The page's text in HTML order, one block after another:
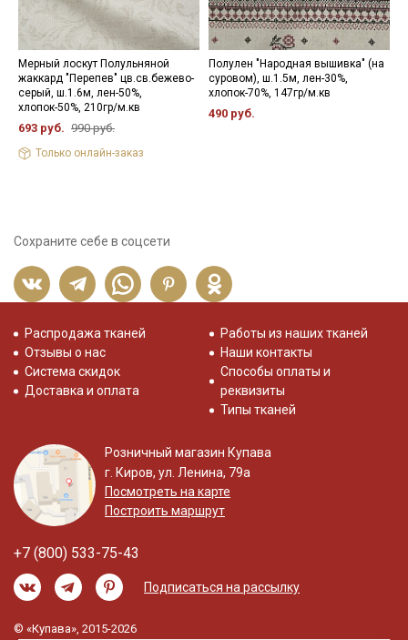
Мерный лоскут Полульняной
жаккард "Перепев" цв.св.бежево-
серый, ш.1.6м, лен-50%,
хлопок-50%, 210гр/м.кв
693 руб. 990 руб.
Только онлайн-заказ
Полулен "Народная вышивка" (на
суровом), ш.1.5м, лен-30%,
хлопок-70%, 147гр/м.кв
490 руб.
Сохраните себе в соцсети
Распродажа тканей
Отзывы о нас
Система скидок
Доставка и оплата
Работы из наших тканей
Наши контакты
Способы оплаты и
реквизиты
Типы тканей
Розничный магазин Купава
г. Киров, ул. Ленина, 79а
Посмотреть на карте
Построить маршрут
+7 (800) 533-75-43
Подписаться на рассылку
© «Купава», 2015-2026